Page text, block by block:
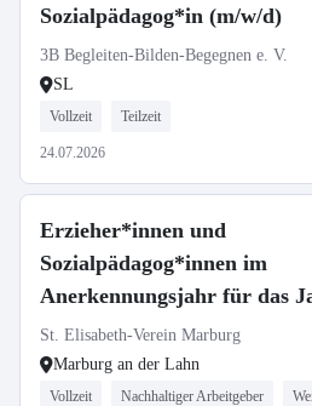
Sozialpädagog*in (m/w/d)
3B Begleiten-Bilden-Begegnen e. V.
SL
Vollzeit Teilzeit
24.07.2026
Erzieher*innen und
Sozialpädagog*innen im
Anerkennungsjahr für das
2026/2027
St. Elisabeth-Verein Marburg
Marburg an der Lahn
Vollzeit Nachhaltiger Arbeitgeber